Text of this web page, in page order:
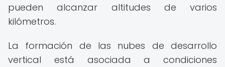
pueden alcanzar altitudes de varios
kilómetros.
La formación de las nubes de desarrollo
vertical está asociada a condiciones